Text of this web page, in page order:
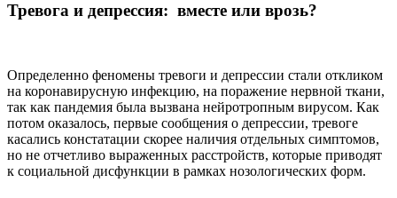
Тревога и депрессия: вместе или врозь?
Определенно феномены тревоги и депрессии стали откликом
на коронавирусную инфекцию, на поражение нервной ткани,
так как пандемия была вызвана нейротропным вирусом. Как
потом оказалось, первые сообщения о депрессии, тревоге
касались констатации скорее наличия отдельных симптомов,
но не отчетливо выраженных расстройств, которые приводят
к социальной дисфункции в рамках нозологических форм.